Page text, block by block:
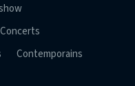
Concerts
Contemporains